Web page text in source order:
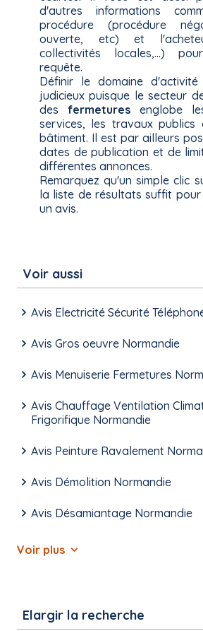
d'autres informations
procédure (procédure
ouverte, etc) et
collectivités locales,...)
requête.
Définir le domaine
judicieux puisque le secteur
des fermetures englobe
services, les travaux
bâtiment. Il est par ailleurs
dates de publication et de
différentes annonces.
Remarquez qu'un simple clic
la liste de résultats suffit
un avis.
Voir aussi
Avis Electricité Sécurité
Avis Gros oeuvre Normandie
Avis Menuiserie Fermetures
Avis Chauffage Ventilation
Frigorifique Normandie
Avis Peinture Ravalement
Avis Démolition Normandie
Avis Désamiantage Normandie
Voir plus
Elargir la recherche